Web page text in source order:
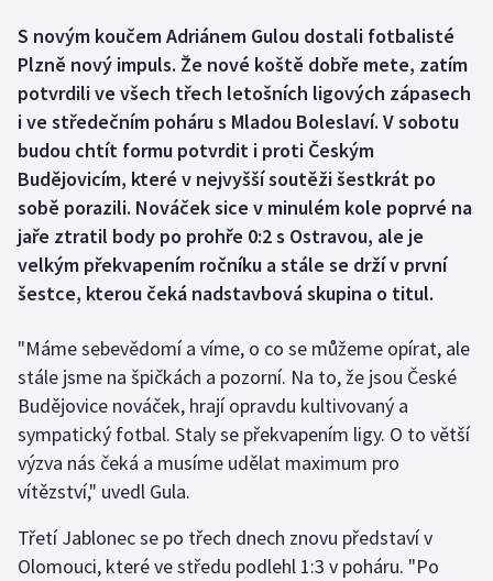
Box
Curling
Dostihy
Florbal
Futsal
Gymnastika
Házená
Jezdectví
Judo
S novým koučem Adriánem Gulou dostali fotbalisté
Plzně nový impuls. Že nové koště dobře mete, zatím
potvrdili ve všech třech letošních ligových zápasech
i ve středečním poháru s Mladou Boleslaví. V sobotu
budou chtít formu potvrdit i proti Českým
Budějovicím, které v nejvyšší soutěži šestkrát po
sobě porazili. Nováček sice v minulém kole poprvé na
jaře ztratil body po prohře 0:2 s Ostravou, ale je
velkým překvapením ročníku a stále se drží v první
šestce, kterou čeká nadstavbová skupina o titul.
"Máme sebevědomí a víme, o co se můžeme opírat, ale
stále jsme na špičkách a pozorní. Na to, že jsou České
Budějovice nováček, hrají opravdu kultivovaný a
sympatický fotbal. Staly se překvapením ligy. O to větší
výzva nás čeká a musíme udělat maximum pro
vítězství," uvedl Gula.
Třetí Jablonec se po třech dnech znovu představí v
Olomouci, které ve středu podlehl 1:3 v poháru. "Po